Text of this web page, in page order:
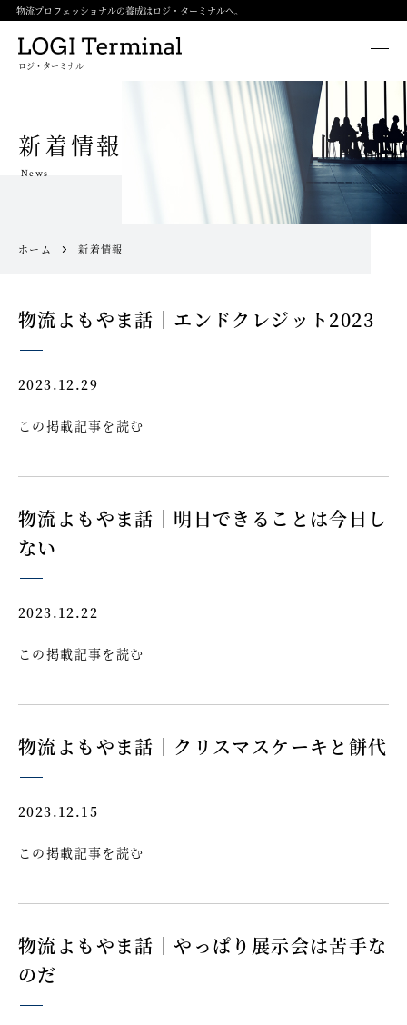
物流プロフェッショナルの養成はロジ・ターミナルへ。
ロジ・ターミナル
新着情報
News
ホーム 新着情報
物流よもやま話｜エンドクレジット2023
2023.12.29
この掲載記事を読む
物流よもやま話｜明日できることは今日し
ない
2023.12.22
この掲載記事を読む
物流よもやま話｜クリスマスケーキと餅代
2023.12.15
この掲載記事を読む
物流よもやま話｜やっぱり展示会は苦手な
のだ